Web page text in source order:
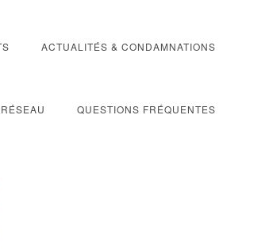
ACTUALITÉS & CONDAMNATIONS
QUESTIONS FRÉQUENTES